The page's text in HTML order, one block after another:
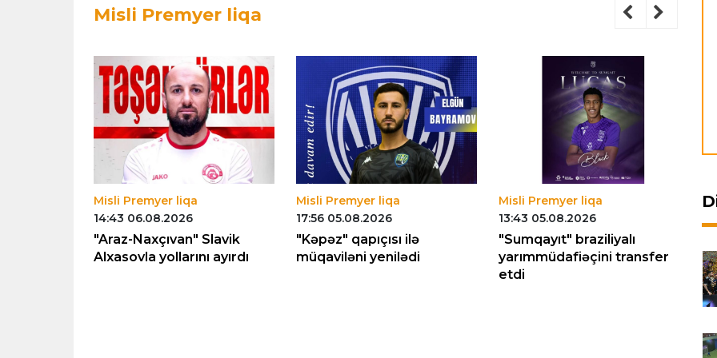
Misli Premyer liqa
Misli Premyer liqa
14:43 06.08.2026
"Araz-Naxçıvan" Slavik
Alxasovla yollarını ayırdı
Misli Premyer liqa
17:56 05.08.2026
"Kəpəz" qapıçısı ilə
müqaviləni yenilədi
Misli Premyer liqa
13:43 05.08.2026
"Sumqayıt" braziliyalı
yarımmüdafiəçini transfer
etdi